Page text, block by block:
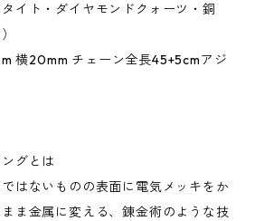
イト・ダイヤモンドクォーツ・銅
横20mm チェーン全長45+5cmアジ
グとは
はないものの表面に電気メッキをか
ま金属に変える、錬金術のような技